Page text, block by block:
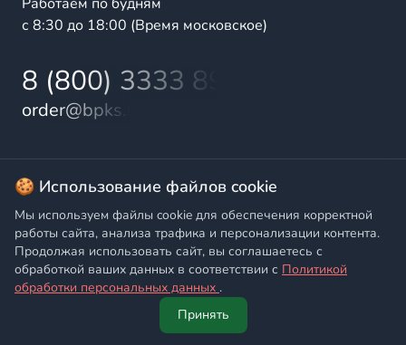
Написать Позвонить
с 8:30 до 18:00 (Время московское)
8 (800) 3333 899
order@bpks.ru
© 2025 БалтПромКомплект — комплексные поставки
высококачественной продукции промышленного и
бытового назначения
Политика конфиденциальности,Согласие на обработку
персональных данных
🍪 Использование файлов cookie
Мы используем файлы cookie для обеспечения корректной
работы сайта, анализа трафика и персонализации контента.
Продолжая использовать сайт, вы соглашаетесь с
обработкой ваших данных в соответствии с Политикой
обработки персональных данных .
Принять